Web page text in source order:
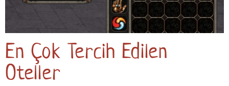
En Çok Tercih Edilen
Oteller